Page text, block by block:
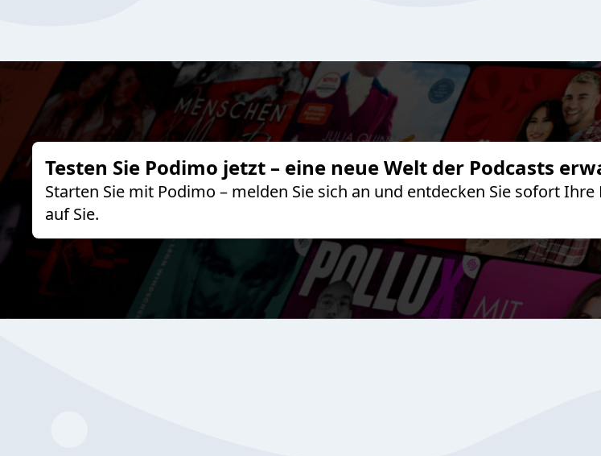
Testen Sie Podimo jetzt – eine neue Welt der Podcasts
Starten Sie mit Podimo – melden Sie sich an und entdecken Sie sofort
auf Sie.